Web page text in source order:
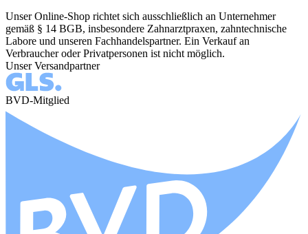
Unser Online-Shop richtet sich ausschließlich an Unternehmer
gemäß § 14 BGB, insbesondere Zahnarztpraxen, zahntechnische
Labore und unseren Fachhandelspartner. Ein Verkauf an
Verbraucher oder Privatpersonen ist nicht möglich.
Unser Versandpartner
BVD-Mitglied